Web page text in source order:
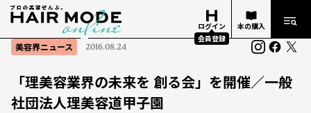
ログイン
会員登録
本の購入
美容界ニュース 2016.08.24
「理美容業界の未来を 創る会」を開催／一般
社団法人理美容道甲子園